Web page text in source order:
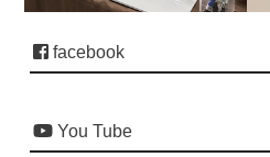
facebook
You Tube